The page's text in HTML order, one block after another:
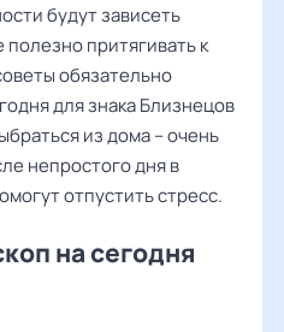
будут зависеть
притягивать к
обязательно
для знака Близнецов
из дома – очень
непростого дня в
отпустить стресс.
на сегодня